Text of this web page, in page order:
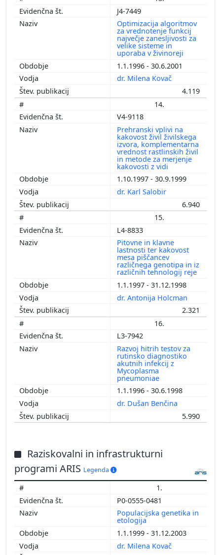
J4-7449
Optimizacija algoritmov
za vrednotenje funkcij
največje zanesljivosti za
velike sisteme in
uporaba v živinoreji
1.1.1996 - 30.6.2001
dr. Milena Kovač
4.119
14.
V4-9118
Prehranski vplivi na
kakovost živil živilskega
izvora, komplementarna
vrednost rastlinskih živil
in metode za merjenje
kakovosti z vidi
1.10.1997 - 30.9.1999
dr. Karl Salobir
6.940
15.
L4-8833
Pitovne in klavne
lastnosti ter kakovost
mesa piščancev
različnega genotipa in iz
različnih tehnologij reje
1.1.1997 - 31.12.1998
dr. Antonija Holcman
2.321
16.
L3-7942
Razvoj hitrih testov za
rutinsko diagnostiko
akutnih infekcij z
Mycoplasma
pneumoniae
1.1.1996 - 30.6.1998
dr. Dušan Benčina
5.990
Raziskovalni in infrastrukturni
programi ARIS Legenda
1.
P0-0555-0481
Populacijska genetika in
etologija
1.1.1999 - 31.12.2003
dr. Milena Kovač